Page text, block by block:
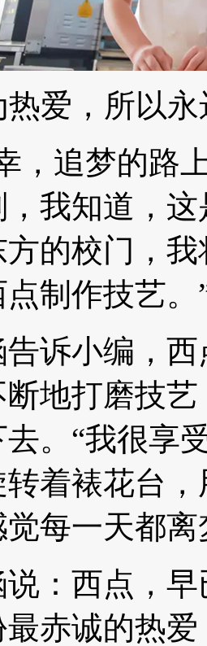
爱，所以永
追梦的路上
，我知道，
的校门，
制作技艺。
小编，西
地打磨技
。“我很享
着裱花台
每一天都
西点，早
赤诚的热